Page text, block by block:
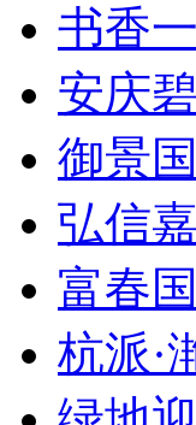
书香
安庆
御景
弘信
富春
杭派·